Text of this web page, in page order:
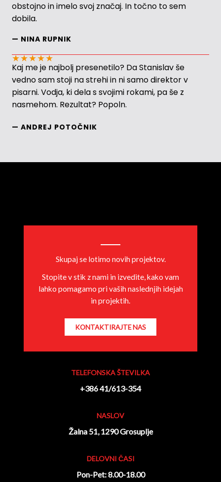
obstojno in imelo svoj značaj. In točno to sem
dobila.
— NINA RUPNIK
★★★★★
Kaj me je najbolj presenetilo? Da Stanislav še
vedno sam stoji na strehi in ni samo direktor v
pisarni. Vodja, ki dela s svojimi rokami, pa še z
nasmehom. Rezultat? Popoln.
— ANDREJ POTOČNIK
Skupaj se lotimo novih projektov.
Stopite v stik z nami in izvedite, kako vam
lahko pomagamo pri vaših naslednjih idejah
in projektih.
KONTAKTIRAJTE NAS
TELEFONSKA ŠTEVILKA
+386 41/613-354
NASLOV
Žalna 51, 1290 Grosuplje
DELOVNI ČASI
Pon-Pet: 8.00-18.00